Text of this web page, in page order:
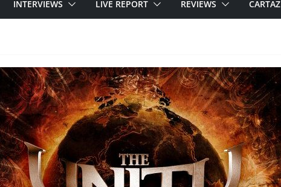
INTERVIEWS LIVE REPORT REVIEWS CARTAZ